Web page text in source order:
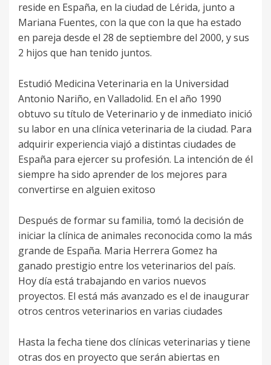
reside en España, en la ciudad de Lérida, junto a
Mariana Fuentes, con la que con la que ha estado
en pareja desde el 28 de septiembre del 2000, y sus
2 hijos que han tenido juntos.
Estudió Medicina Veterinaria en la Universidad
Antonio Nariño, en Valladolid. En el año 1990
obtuvo su título de Veterinario y de inmediato inició
su labor en una clínica veterinaria de la ciudad. Para
adquirir experiencia viajó a distintas ciudades de
España para ejercer su profesión. La intención de él
siempre ha sido aprender de los mejores para
convertirse en alguien exitoso
Después de formar su familia, tomó la decisión de
iniciar la clínica de animales reconocida como la más
grande de España. Maria Herrera Gomez ha
ganado prestigio entre los veterinarios del país.
Hoy día está trabajando en varios nuevos
proyectos. El está más avanzado es el de inaugurar
otros centros veterinarios en varias ciudades
Hasta la fecha tiene dos clínicas veterinarias y tiene
otras dos en proyecto que serán abiertas en